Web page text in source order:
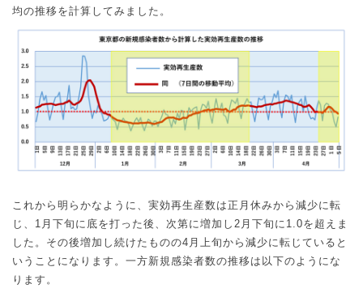
均の推移を計算してみました。
これから明らかなように、実効再生産数は正月休みから減少に転
じ、 1 月下旬に底を打った後、次第に増加し 2 月下旬に 1.0を超えま
した。その後増加し続けたものの4 月上旬から減少に転じていると
いうことになります。一方新規感染者数の推移は以下のようにな
ります。